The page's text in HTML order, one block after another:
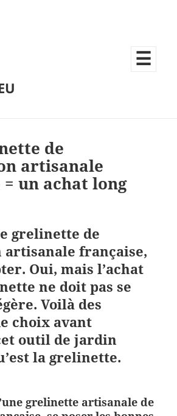
de
artisanale
un achat long
grelinette de
française,
Oui, mais l’achat
ne doit pas se
Voilà des
choix avant
outil de jardin
la grelinette.
grelinette artisanale de